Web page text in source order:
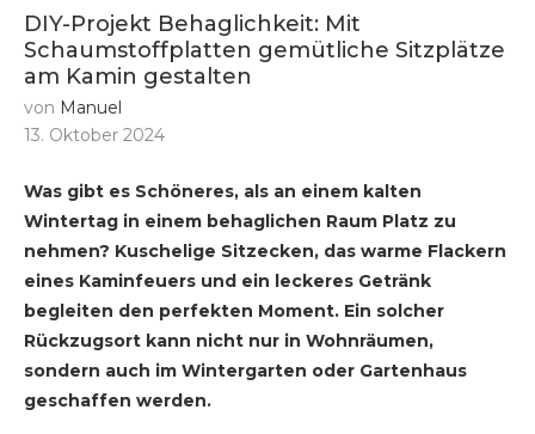
DIY-Projekt Behaglichkeit: Mit
Schaumstoffplatten gemütliche Sitzplätze
am Kamin gestalten
von Manuel
13. Oktober 2024
Was gibt es Schöneres, als an einem kalten
Wintertag in einem behaglichen Raum Platz zu
nehmen? Kuschelige Sitzecken, das warme Flackern
eines Kaminfeuers und ein leckeres Getränk
begleiten den perfekten Moment. Ein solcher
Rückzugsort kann nicht nur in Wohnräumen,
sondern auch im Wintergarten oder Gartenhaus
geschaffen werden.